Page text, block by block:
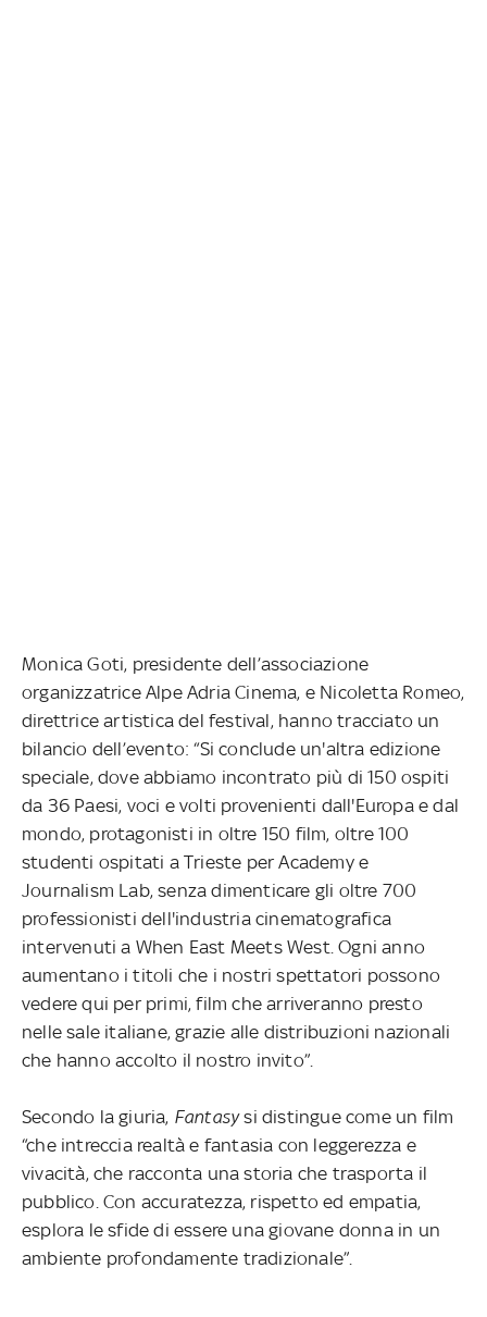
Monica Goti, presidente dell’associazione
organizzatrice Alpe Adria Cinema, e Nicoletta Romeo,
direttrice artistica del festival, hanno tracciato un
bilancio dell’evento: “Si conclude un'altra edizione
speciale, dove abbiamo incontrato più di 150 ospiti
da 36 Paesi, voci e volti provenienti dall'Europa e dal
mondo, protagonisti in oltre 150 film, oltre 100
studenti ospitati a Trieste per Academy e
Journalism Lab, senza dimenticare gli oltre 700
professionisti dell'industria cinematografica
intervenuti a When East Meets West. Ogni anno
aumentano i titoli che i nostri spettatori possono
vedere qui per primi, film che arriveranno presto
nelle sale italiane, grazie alle distribuzioni nazionali
che hanno accolto il nostro invito”.
Secondo la giuria, Fantasysi distingue come un film
“che intreccia realtà e fantasia con leggerezza e
vivacità, che racconta una storia che trasporta il
pubblico. Con accuratezza, rispetto ed empatia,
esplora le sfide di essere una giovane donna in un
ambiente profondamente tradizionale”.